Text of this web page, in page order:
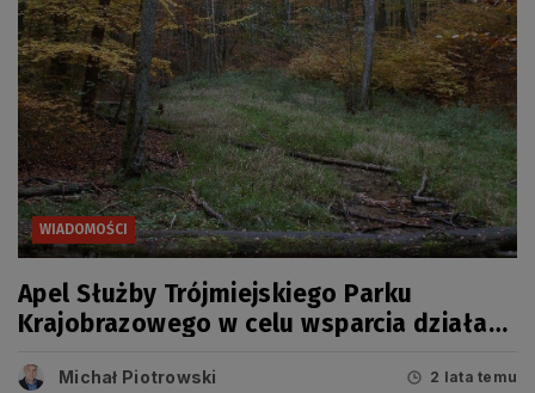
WIADOMOŚCI
Apel Służby Trójmiejskiego Parku
Krajobrazowego w celu wsparcia działań
Michał Piotrowski 2 lata temu